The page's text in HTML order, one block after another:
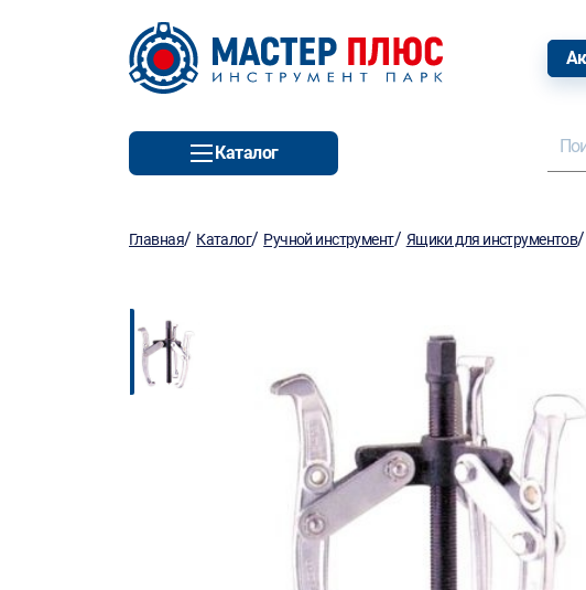
Каталог
Главная/ Каталог/ Ручной инструмент/ Ящики для инструментов